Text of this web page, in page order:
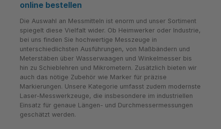
online bestellen
Die Auswahl an Messmitteln ist enorm und unser Sortiment
spiegelt diese Vielfalt wider. Ob Heimwerker oder Industrie,
bei uns finden Sie hochwertige Messzeuge in
unterschiedlichsten Ausführungen, von Maßbändern und
Meterstäben über Wasserwaagen und Winkelmesser bis
hin zu Schieblehren und Mikrometern. Zusätzlich bieten wir
auch das nötige Zubehör wie Marker für präzise
Markierungen. Unsere Kategorie umfasst zudem modernste
Laser-Messwerkzeuge, die insbesondere im industriellen
Einsatz für genaue Längen- und Durchmessermessungen
geschätzt werden.